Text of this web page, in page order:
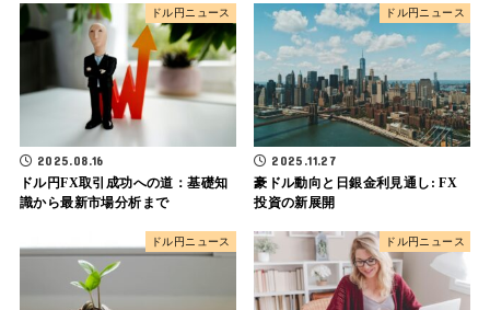
ドル円ニュース
2025.08.16
ドル円FX取引成功への道：基礎知
識から最新市場分析まで
ドル円ニュース
2025.11.27
豪ドル動向と日銀金利見通し: FX
投資の新展開
ドル円ニュース ドル円ニュース